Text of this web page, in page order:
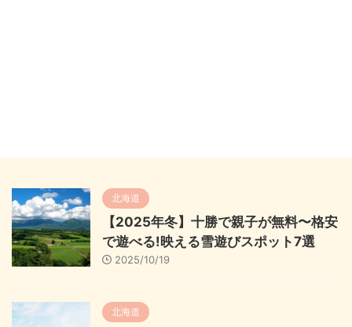
北海道
【2025年冬】十勝で親子が無料〜格安
で遊べる!映える雪遊びスポット7選
2025/10/19
北海道